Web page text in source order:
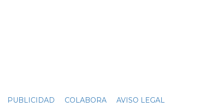
PUBLICIDAD COLABORA AVISO LEGAL